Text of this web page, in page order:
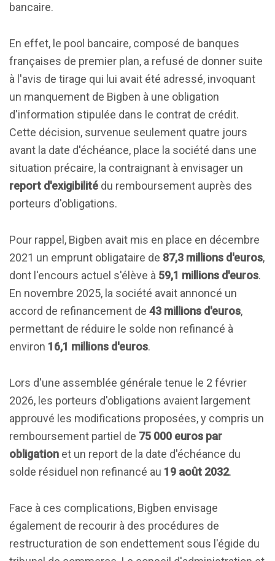
bancaire.
En effet, le pool bancaire, composé de banques
françaises de premier plan, a refusé de donner suite
à l'avis de tirage qui lui avait été adressé, invoquant
un manquement de Bigben à une obligation
d'information stipulée dans le contrat de crédit.
Cette décision, survenue seulement quatre jours
avant la date d'échéance, place la société dans une
situation précaire, la contraignant à envisager un
report d'exigibilité du remboursement auprès des
porteurs d'obligations.
Pour rappel, Bigben avait mis en place en décembre
2021 un emprunt obligataire de 87,3 millions d'euros,
dont l'encours actuel s'élève à 59,1 millions d'euros.
En novembre 2025, la société avait annoncé un
accord de refinancement de 43 millions d'euros,
permettant de réduire le solde non refinancé à
environ 16,1 millions d'euros.
Lors d'une assemblée générale tenue le 2 février
2026, les porteurs d'obligations avaient largement
approuvé les modifications proposées, y compris un
remboursement partiel de 75 000 euros par
obligation et un report de la date d'échéance du
solde résiduel non refinancé au 19 août 2032.
Face à ces complications, Bigben envisage
également de recourir à des procédures de
restructuration de son endettement sous l'égide du